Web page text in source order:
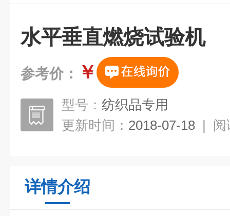
水平垂直燃烧试验机
参考价： ￥
型号： 纺织品专用
更新时间： 2018-07-18 | 阅
详情介绍